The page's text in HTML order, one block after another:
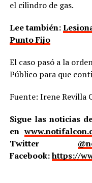
el cilindro de gas.
Lee también:
Punto Fijo
El caso pasó a la
Público para que
Fuente: Irene Revilla
Sigue las noticias
en
Twitter
Facebook:https://